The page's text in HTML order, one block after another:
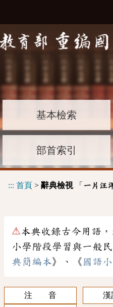
基本檢索
部首索引
::: 首頁 > 辭典檢視「 一片汪
⚠本典收錄古今用語，
小學階段學習與一般
典簡編本》、《 國語
注 音
漢